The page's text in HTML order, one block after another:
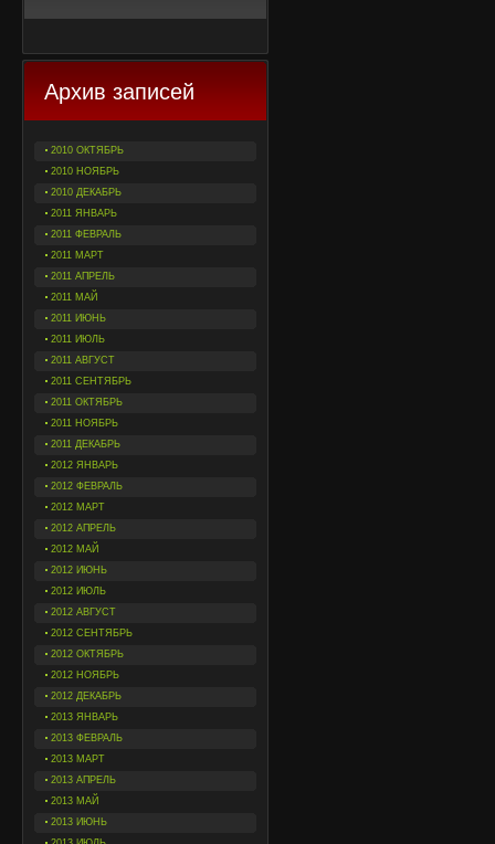
Архив записей
2010 ОКТЯБРЬ
2010 НОЯБРЬ
2010 ДЕКАБРЬ
2011 ЯНВАРЬ
2011 ФЕВРАЛЬ
2011 МАРТ
2011 АПРЕЛЬ
2011 МАЙ
2011 ИЮНЬ
2011 ИЮЛЬ
2011 АВГУСТ
2011 СЕНТЯБРЬ
2011 ОКТЯБРЬ
2011 НОЯБРЬ
2011 ДЕКАБРЬ
2012 ЯНВАРЬ
2012 ФЕВРАЛЬ
2012 МАРТ
2012 АПРЕЛЬ
2012 МАЙ
2012 ИЮНЬ
2012 ИЮЛЬ
2012 АВГУСТ
2012 СЕНТЯБРЬ
2012 ОКТЯБРЬ
2012 НОЯБРЬ
2012 ДЕКАБРЬ
2013 ЯНВАРЬ
2013 ФЕВРАЛЬ
2013 МАРТ
2013 АПРЕЛЬ
2013 МАЙ
2013 ИЮНЬ